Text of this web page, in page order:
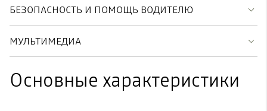
БЕЗОПАСНОСТЬ И ПОМОЩЬ ВОДИТЕЛЮ
МУЛЬТИМЕДИА
Основные характеристики